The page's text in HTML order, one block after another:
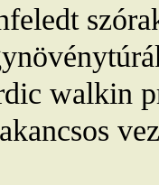
walkin